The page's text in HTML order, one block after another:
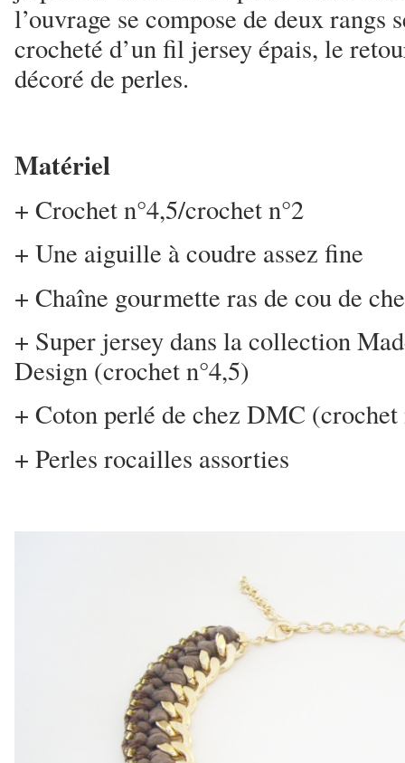
l’ouvrage se compose de deux rangs
crocheté d’un fil jersey épais, le
décoré de perles.
Matériel
+ Crochet n°4,5/crochet n°2
+ Une aiguille à coudre assez fine
+ Chaîne gourmette ras de cou de
+ Super jersey dans la collection
Design (crochet n°4,5)
+ Coton perlé de chez DMC (crochet
+ Perles rocailles assorties